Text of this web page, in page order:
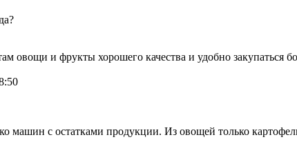
овощи и фрукты хорошего качества и удобно закупаться
машин с остатками продукции. Из овощей только